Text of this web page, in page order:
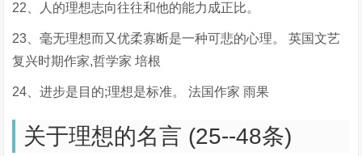
22、人的理想志向往往和他的能力成正比。
23、毫无理想而又优柔寡断是一种可悲的心理。 英国文艺
复兴时期作家,哲学家 培根
24、进步是目的;理想是标准。 法国作家 雨果
关于理想的名言 (25--48条)